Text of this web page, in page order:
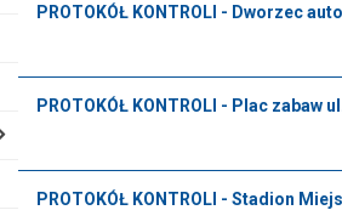
PROTOKÓŁ KONTROLI - Dworzec
PROTOKÓŁ KONTROLI - Plac zabaw
PROTOKÓŁ KONTROLI - Stadion